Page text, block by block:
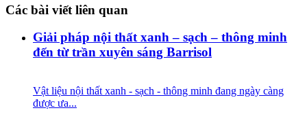
Các bài viết liên quan
Giải pháp nội thất xanh – sạch – thông minh
đến từ trần xuyên sáng Barrisol
Vật liệu nội thất xanh - sạch - thông minh đang ngày càng
được ưa...